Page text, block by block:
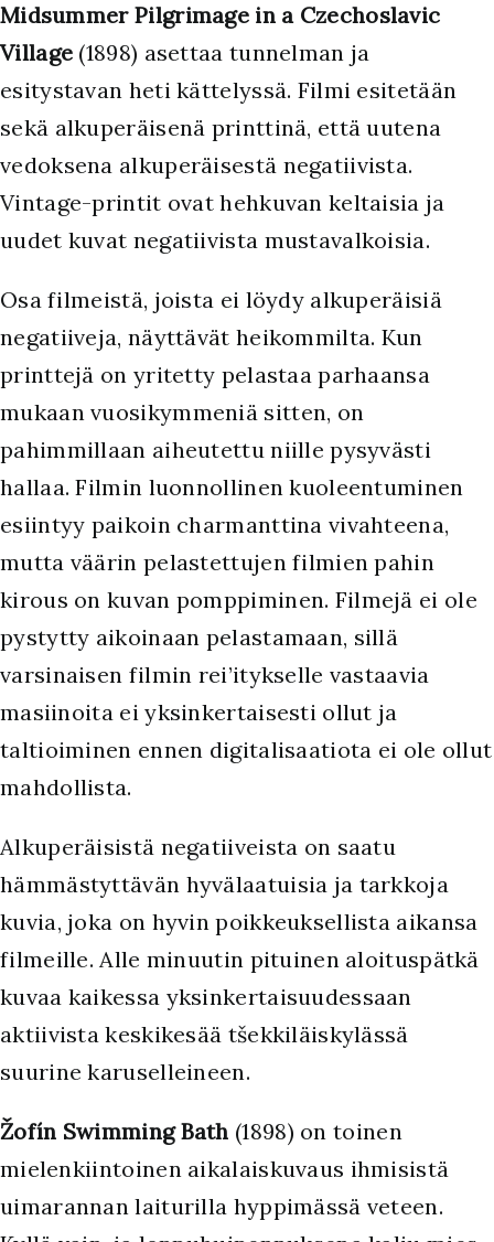
Midsummer Pilgrimage in a Czechoslavic
Village (1898) asettaa tunnelman ja
esitystavan heti kättelyssä. Filmi esitetään
sekä alkuperäisenä printtinä, että uutena
vedoksena alkuperäisestä negatiivista.
Vintage-printit ovat hehkuvan keltaisia ja
uudet kuvat negatiivista mustavalkoisia.
Osa filmeistä, joista ei löydy alkuperäisiä
negatiiveja, näyttävät heikommilta. Kun
printtejä on yritetty pelastaa parhaansa
mukaan vuosikymmeniä sitten, on
pahimmillaan aiheutettu niille pysyvästi
hallaa. Filmin luonnollinen kuoleentuminen
esiintyy paikoin charmanttina vivahteena,
mutta väärin pelastettujen filmien pahin
kirous on kuvan pomppiminen. Filmejä ei ole
pystytty aikoinaan pelastamaan, sillä
varsinaisen filmin rei’itykselle vastaavia
masiinoita ei yksinkertaisesti ollut ja
taltioiminen ennen digitalisaatiota ei ole ollut
mahdollista.
Alkuperäisistä negatiiveista on saatu
hämmästyttävän hyvälaatuisia ja tarkkoja
kuvia, joka on hyvin poikkeuksellista aikansa
filmeille. Alle minuutin pituinen aloituspätkä
kuvaa kaikessa yksinkertaisuudessaan
aktiivista keskikesää tšekkiläiskylässä
suurine karuselleineen.
Žofín Swimming Bath (1898) on toinen
mielenkiintoinen aikalaiskuvaus ihmisistä
uimarannan laiturilla hyppimässä veteen.